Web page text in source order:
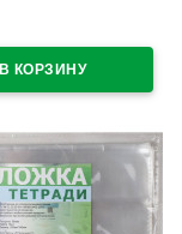
арт TW 518